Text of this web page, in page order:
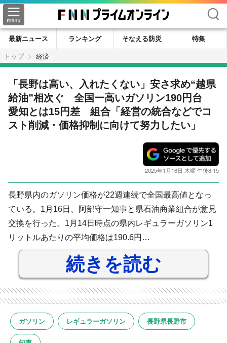
検索
最新ニュース ランキング そなえる防災
特集
トップ
経済
「長野は高い、入れたくない」安さ求め“越県
給油”相次ぐ 全国一高いガソリン190円台
愛知とは15円差 組合「経営の統合などでコ
スト削減・価格抑制に向けて努力したい」
2025年1月16日 木曜 午後8:15
長野県内のガソリン価格が22週連続で全国最高値となっ
ている。1月16日、阿部守一知事と県石油商業組合が意見
交換を行った。1月14日時点の県内レギュラーガソリン1
リットルあたりの平均価格は190.6円…
続きを読む
ガソリン レギュラーガソリン 長野県長野市